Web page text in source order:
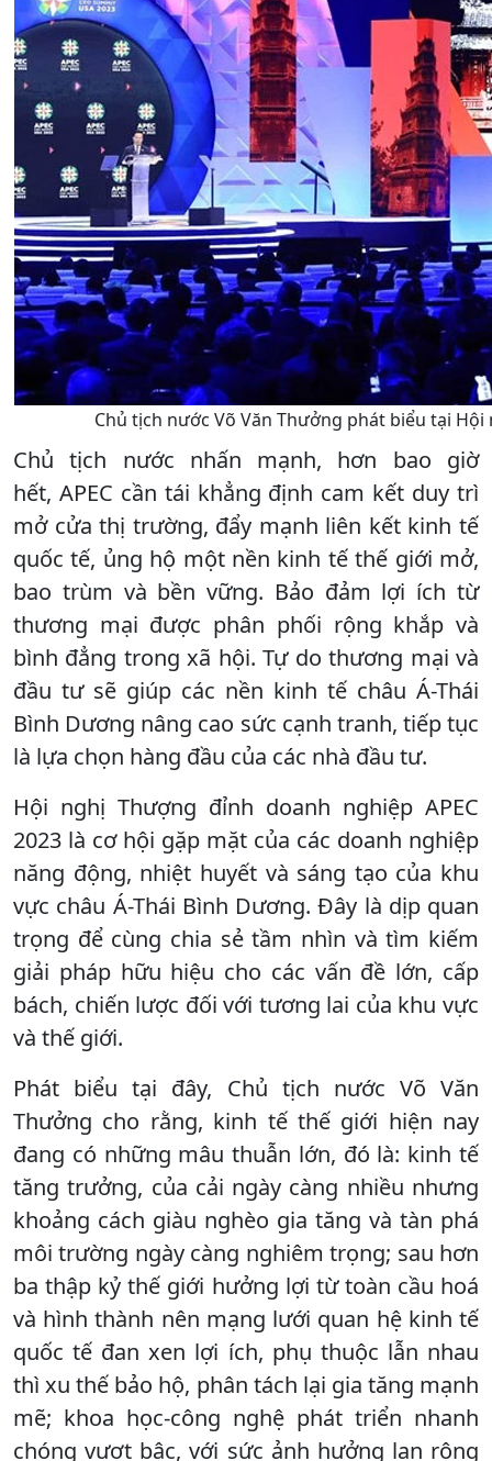
Chủ tịch nước Võ Văn Thưởng phát biểu tại
Chủ tịch nước nhấn mạnh, hơn bao giờ
hết, APEC cần tái khẳng định cam kết duy trì
mở cửa thị trường, đẩy mạnh liên kết kinh tế
quốc tế, ủng hộ một nền kinh tế thế giới mở,
bao trùm và bền vững. Bảo đảm lợi ích từ
thương mại được phân phối rộng khắp và
bình đẳng trong xã hội. Tự do thương mại và
đầu tư sẽ giúp các nền kinh tế châu Á-Thái
Bình Dương nâng cao sức cạnh tranh, tiếp tục
là lựa chọn hàng đầu của các nhà đầu tư.
Hội nghị Thượng đỉnh doanh nghiệp APEC
2023 là cơ hội gặp mặt của các doanh nghiệp
năng động, nhiệt huyết và sáng tạo của khu
vực châu Á-Thái Bình Dương. Đây là dịp quan
trọng để cùng chia sẻ tầm nhìn và tìm kiếm
giải pháp hữu hiệu cho các vấn đề lớn, cấp
bách, chiến lược đối với tương lai của khu vực
và thế giới.
Phát biểu tại đây, Chủ tịch nước Võ Văn
Thưởng cho rằng, kinh tế thế giới hiện nay
đang có những mâu thuẫn lớn, đó là: kinh tế
tăng trưởng, của cải ngày càng nhiều nhưng
khoảng cách giàu nghèo gia tăng và tàn phá
môi trường ngày càng nghiêm trọng; sau hơn
ba thập kỷ thế giới hưởng lợi từ toàn cầu hoá
và hình thành nên mạng lưới quan hệ kinh tế
quốc tế đan xen lợi ích, phụ thuộc lẫn nhau
thì xu thế bảo hộ, phân tách lại gia tăng mạnh
mẽ; khoa học-công nghệ phát triển nhanh
chóng vượt bậc, với sức ảnh hưởng lan rộng